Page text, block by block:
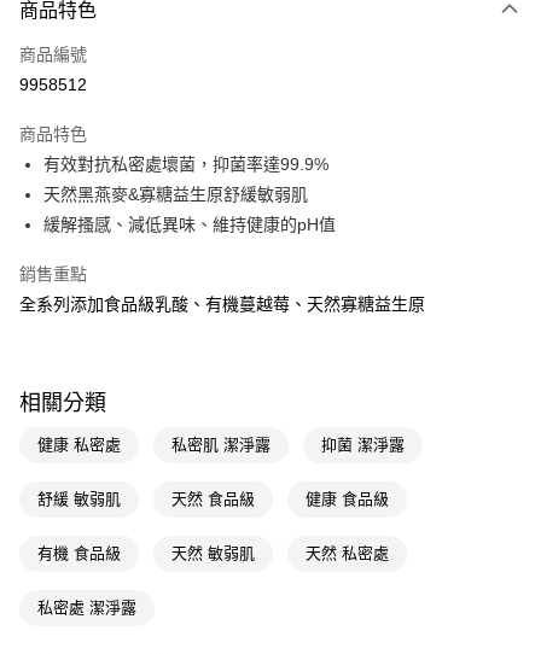
POYA支付
信用卡一次付款
LINE Pay
Apple Pay
悠遊付
相關說明
【關於「AFTEE先享後付」】
１．簡單：不需註冊會員、不需綁卡、不需儲值。
３．安心：先確認商品／服務後，再付款。
１．於結帳方式選擇「AFTEE先享後付」後，將跳轉至「AFTEE先享後付」
即享券
全家取貨付款
商品特色
商品編號
9958512
商品特色
有效對抗私密處壞菌，抑菌率達99.9%
天然黑燕麥&寡糖益生原舒緩敏弱肌
緩解搔感、減低異味、維持健康的pH值
銷售重點
全系列添加食品級乳酸、有機蔓越莓、天然寡糖益生原
相關分類
健康 私密處 私密肌 潔淨露 抑菌 潔淨露
舒緩 敏弱肌 天然 食品級 健康 食品級
有機 食品級 天然 敏弱肌 天然 私密處
私密處 潔淨露